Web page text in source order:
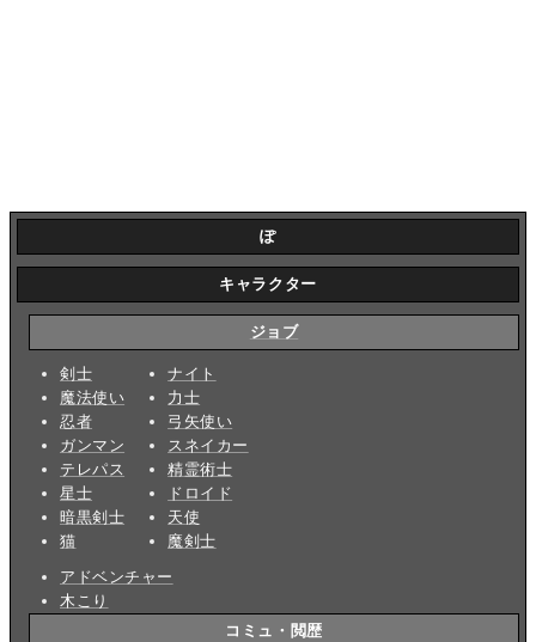
ぽ
キャラクター
ジョブ
剣士
魔法使い
忍者
ガンマン
テレパス
星士
暗黒剣士
猫
ナイト
力士
弓矢使い
スネイカー
精霊術士
ドロイド
天使
魔剣士
アドベンチャー
木こり
コミュ・閲歴